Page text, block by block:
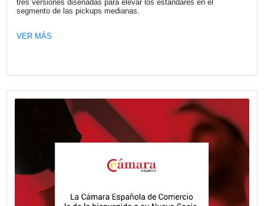
Fecha publicación: 27-07-2026
Naturgy Argentina presentó su
Sostenibilidad 2025 y trazó su hoja de
hacia 2027
Naturgy Argentina presentó su Informe de Sostenibilidad
establece la hoja de ruta del Plan de Sostenibilidad
alineado con el propósito de transformar el mundo a
energía segura, confiable y sostenible.
VER MÁS